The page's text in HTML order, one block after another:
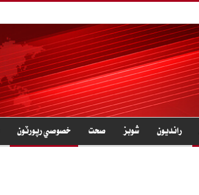
رانديون شوبز صحت خصوصي رپورٽون